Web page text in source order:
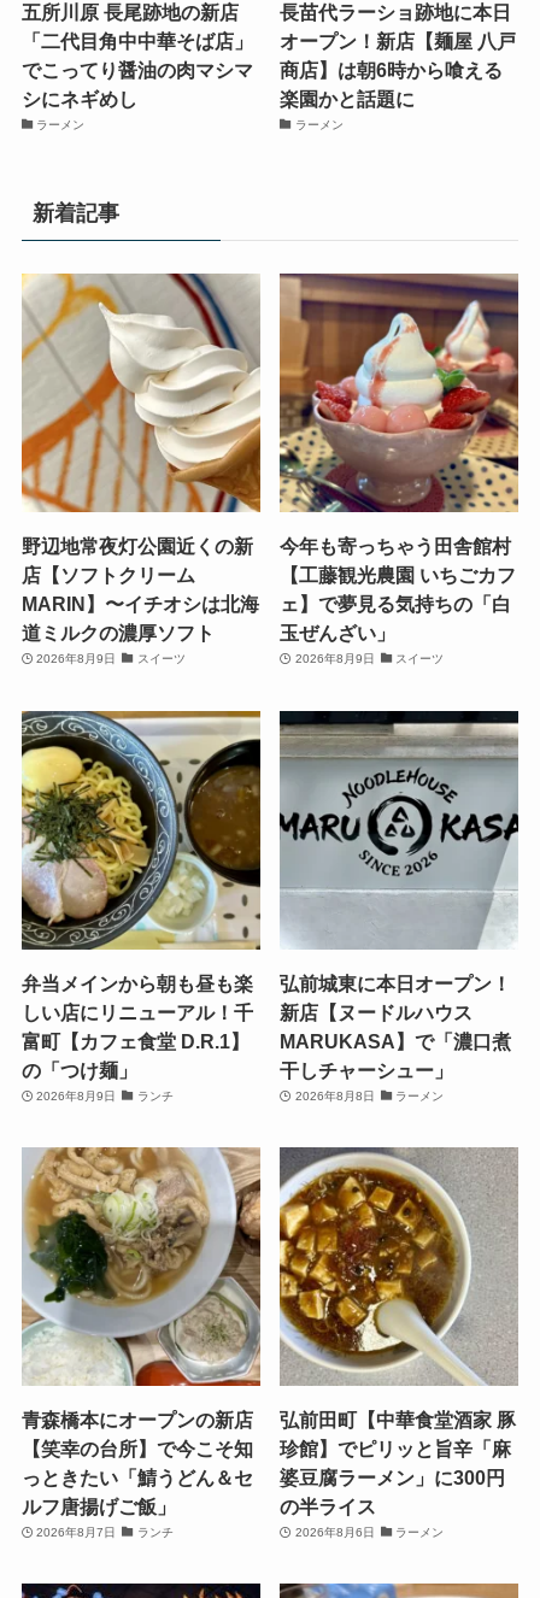
五所川原 長尾跡地の新店
「二代目角中中華そば店」
でこってり醤油の肉マシマ
シにネギめし
ラーメン
長苗代ラーショ跡地に本日
オープン！新店【麺屋 八戸
商店】は朝6時から喰える
楽園かと話題に
ラーメン
新着記事
野辺地常夜灯公園近くの新
店【ソフトクリーム
MARIN】〜イチオシは北海
道ミルクの濃厚ソフト
2026年8月9日 スイーツ
今年も寄っちゃう田舎館村
【工藤観光農園 いちごカフ
ェ】で夢見る気持ちの「白
玉ぜんざい」
2026年8月9日 スイーツ
弁当メインから朝も昼も楽
しい店にリニューアル！千
富町【カフェ食堂 D.R.1】
の「つけ麺」
2026年8月9日 ランチ
弘前城東に本日オープン！
新店【ヌードルハウス
MARUKASA】で「濃口煮
干しチャーシュー」
2026年8月8日 ラーメン
青森橋本にオープンの新店
【笑幸の台所】で今こそ知
っときたい「鯖うどん＆セ
ルフ唐揚げご飯」
2026年8月7日 ランチ
弘前田町【中華食堂酒家 豚
珍館】でピリッと旨辛「麻
婆豆腐ラーメン」に300円
の半ライス
2026年8月6日 ラーメン